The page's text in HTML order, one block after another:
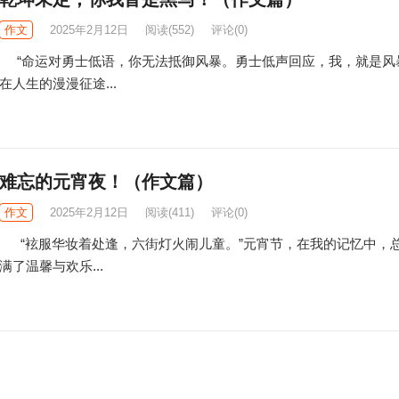
作文 2025年2月12日 阅读(552) 评论(0)
“命运对勇士低语，你无法抵御风暴。勇士低声回应，我，就是风
在人生的漫漫征途...
难忘的元宵夜！（作文篇）
作文 2025年2月12日 阅读(411) 评论(0)
“袨服华妆着处逢，六街灯火闹儿童。”元宵节，在我的记忆中，
满了温馨与欢乐...